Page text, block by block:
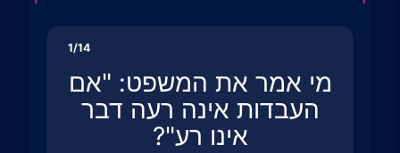
1/14
מי אמר את המשפט: "אם
העבדות אינה רעה דבר
אינו רע"?